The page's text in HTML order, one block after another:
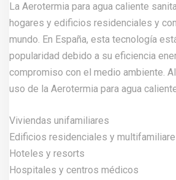
La Aerotermia para agua caliente
hogares y edificios residenciales y
mundo. En España, esta tecnología
popularidad debido a su eficiencia
compromiso con el medio ambiente.
uso de la Aerotermia para agua
Viviendas unifamiliares
Edificios residenciales y
Hoteles y resorts
Hospitales y centros médicos